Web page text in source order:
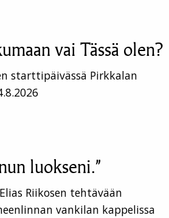
vai Tässä olen?
starttipäivässä Pirkkalan
luokseni.”
Riikosen tehtävään
vankilan kappelissa